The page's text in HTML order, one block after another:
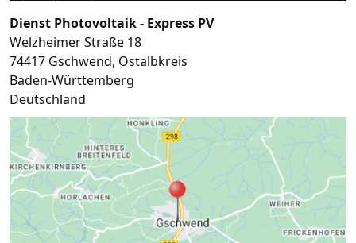
Dienst Photovoltaik - Express PV
Welzheimer Straße 18
74417 Gschwend, Ostalbkreis
Baden-Württemberg
Deutschland